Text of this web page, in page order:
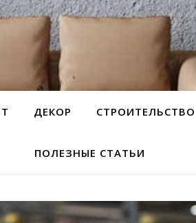
ДЕКОР СТРОИТЕЛЬСТВО
ПОЛЕЗНЫЕ СТАТЬИ